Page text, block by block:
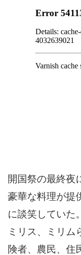
開国祭の最終夜
豪華な料理が提
に談笑していた
ミリス、ミリム
険者、農民、住